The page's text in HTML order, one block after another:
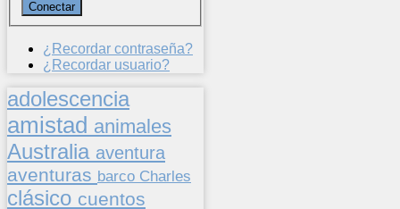
¿Recordar contraseña?
¿Recordar usuario?
adolescencia
amistad animales
Australia aventura
aventuras barco Charles
clásico cuentos